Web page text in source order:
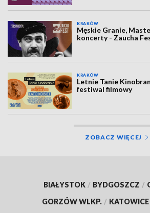
KRAKÓW
Męskie Granie,
koncerty - Zaucha
KRAKÓW
Letnie Tanie
festiwal filmowy
ZOBACZ WIĘCEJ
BIAŁYSTOK / BYDGOSZCZ /
GORZÓW WLKP. / KATOWICE